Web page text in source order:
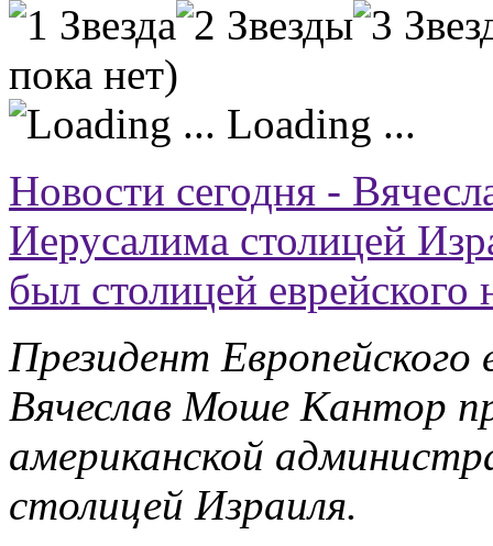
пока нет)
Loading ...
Новости сегодня -
Иерусалима столицей
был столицей еврейского
Президент Европейского
Вячеслав Моше Кантор
американской
столицей Израиля.